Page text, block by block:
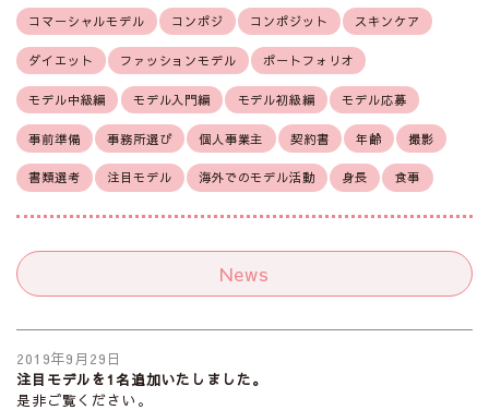
コマーシャルモデル コンポジ コンポジット スキンケア
ダイエット ファッションモデル ポートフォリオ
モデル中級編 モデル入門編 モデル初級編 モデル応募
事前準備 事務所選び 個人事業主 契約書 年齢 撮影
書類選考 注目モデル 海外でのモデル活動 身長 食事
News
2019年9月29日
注目モデルを1名追加いたしました。
是非ご覧ください。